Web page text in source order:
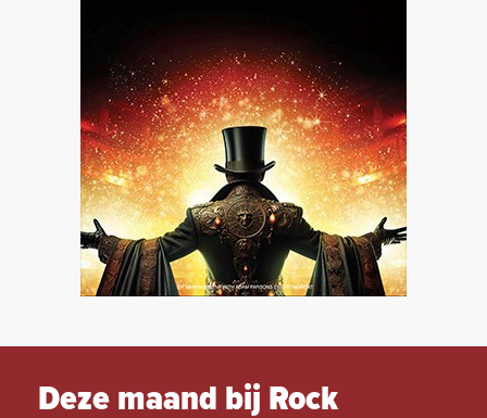
Deze maand bij Rock